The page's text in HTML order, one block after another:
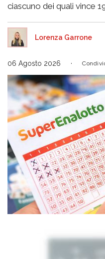
ciascuno dei quali vince
Lorenza Garrone
06 Agosto 2026